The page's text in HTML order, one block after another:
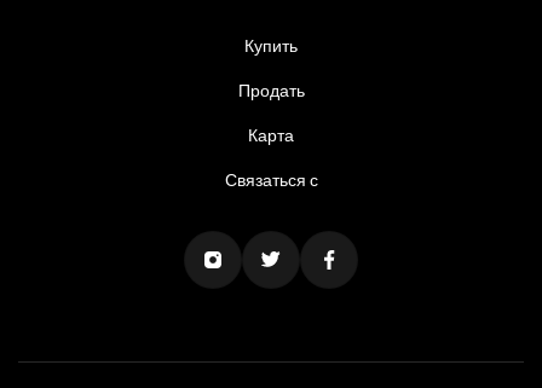
Купить
Продать
Карта
Связаться с